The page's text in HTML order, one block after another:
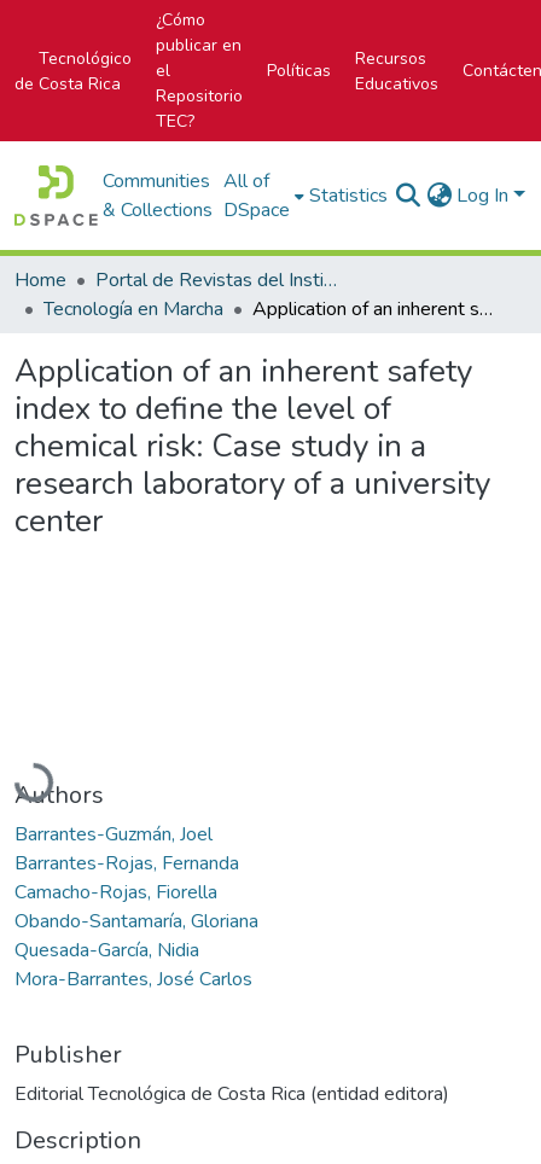
Tecnológico
de Costa Rica
¿Cómo
publicar en
el
Repositorio
TEC?
Políticas
Recursos
Educativos
Communities
& Collections
All of
DSpace
Statistics Log In
Home
Portal de Revistas del Instituto Tecnológico de Costa Rica
Tecnología en Marcha
Application of an inherent safety index to define the level of chemical risk: Case study in a research laboratory of a university center
Application of an inherent safety
index to define the level of
chemical risk: Case study in a
research laboratory of a university
center
Loading...
Authors
Barrantes-Guzmán, Joel
Barrantes-Rojas, Fernanda
Camacho-Rojas, Fiorella
Obando-Santamaría, Gloriana
Quesada-García, Nidia
Mora-Barrantes, José Carlos
Publisher
Editorial Tecnológica de Costa Rica (entidad editora)
Description